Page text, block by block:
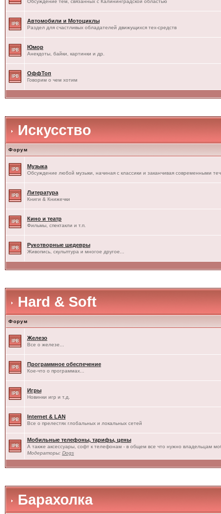
Обсуждение тем, связанных с Калининградской областью
Автомобили и Мотоциклы
Раздел для счастливых обладателей движущихся тех-средств
Юмор
Анекдоты, байки, картинки и др.
ОффТоп
Говорим о чем хотим
Искусство
Форум
Музыка
Обсуждение любой музыки, начиная с классики и заканчивая современными
Литература
Книги & Книжечки
Кино и театр
Фильмы, спектакли и т.п.
Рукотворные шедевры
Живопись, скульптура и многое другое...
Hard & Soft
Форум
Железо
Все о железе...
Программное обеспечение
Кое-что о программах...
Игры
Новинки игр и т.д.
Internet & LAN
Все о прелестях глобальных и локальных сетей
Мобильные телефоны, тарифы, цены
А также аксессуары, софт к телефонам - в общем все что нужно владельцам
Модераторы: Dogs
Барахолка